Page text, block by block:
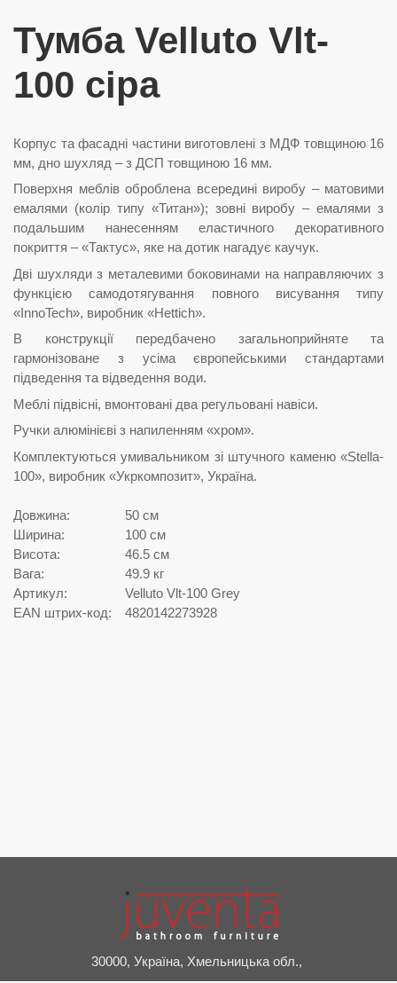
Тумба Velluto Vlt-
100 сіра
Корпус та фасадні частини виготовлені з МДФ товщиною 16
мм, дно шухляд – з ДСП товщиною 16 мм.
Поверхня меблів оброблена всередині виробу – матовими
емалями (колір типу «Титан»); зовні виробу – емалями з
подальшим нанесенням еластичного декоративного
покриття – «Тактус», яке на дотик нагадує каучук.
Дві шухляди з металевими боковинами на направляючих з
функцією самодотягування повного висування типу
«InnoTech», виробник «Hettich».
В конструкції передбачено загальноприйняте та
гармонізоване з усіма європейськими стандартами
підведення та відведення води.
Меблі підвісні, вмонтовані два регульовані навіси.
Ручки алюмінієві з напиленням «хром».
Комплектуються умивальником зі штучного каменю «Stella-
100», виробник «Укркомпозит», Україна.
Довжина:
50 см
Ширина:
100 см
Висота:
46.5 см
Вага:
49.9 кг
Артикул:
Velluto Vlt-100 Grey
EAN штрих-код:
4820142273928
30000, Україна, Хмельницька обл.,